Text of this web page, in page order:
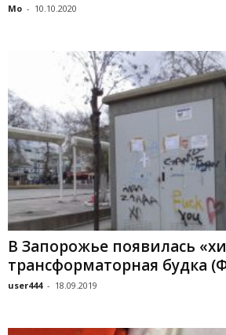
Mo - 10.10.2020
В Запорожье появилась
трансформаторная будка
user444 - 18.09.2019